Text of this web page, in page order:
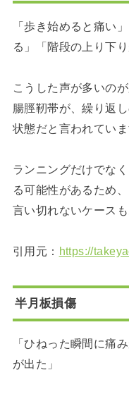
「歩き始めると痛い
る」「階段の上り下り
こうした声が多いの
腸脛靭帯が、繰り返
状態だと言われていま
ランニングだけでな
る可能性があるため
言い切れないケースも
引用元： https://
半月板損傷
「ひねった瞬間に痛
が出た」